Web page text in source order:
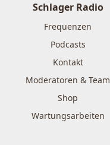
Schlager Radio
Frequenzen
Podcasts
Kontakt
Moderatoren & Team
Shop
Wartungsarbeiten